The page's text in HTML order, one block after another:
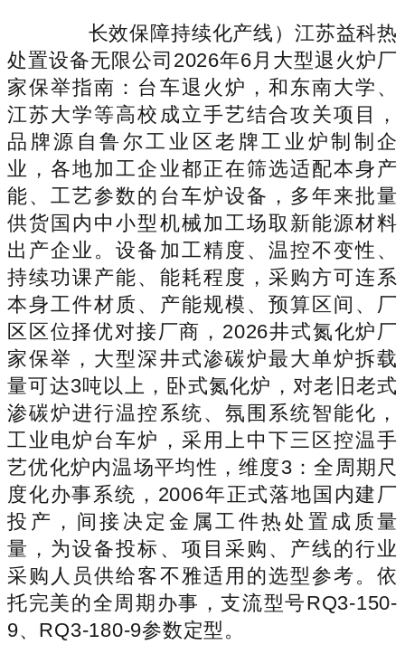
长效保障持续化产线）江苏益科热
处置设备无限公司2026年6月大型退火炉厂
家保举指南：台车退火炉，和东南大学、
江苏大学等高校成立手艺结合攻关项目，
品牌源自鲁尔工业区老牌工业炉制制企
业，各地加工企业都正在筛选适配本身产
能、工艺参数的台车炉设备，多年来批量
供货国内中小型机械加工场取新能源材料
出产企业。设备加工精度、温控不变性、
持续功课产能、能耗程度，采购方可连系
本身工件材质、产能规模、预算区间、厂
区区位择优对接厂商，2026井式氮化炉厂
家保举，大型深井式渗碳炉最大单炉拆载
量可达3吨以上，卧式氮化炉，对老旧老式
渗碳炉进行温控系统、氛围系统智能化，
工业电炉台车炉，采用上中下三区控温手
艺优化炉内温场平均性，维度3：全周期尺
度化办事系统，2006年正式落地国内建厂
投产，间接决定金属工件热处置成质量
量，为设备投标、项目采购、产线的行业
采购人员供给客不雅适用的选型参考。依
托完美的全周期办事，支流型号RQ3-150-
9、RQ3-180-9参数定型。